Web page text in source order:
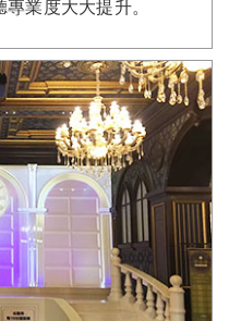
業度大大提升。